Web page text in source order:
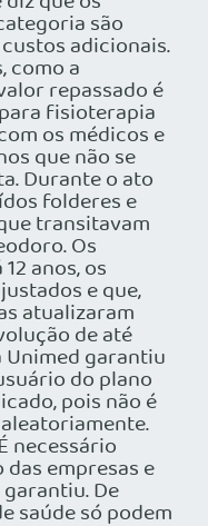
são
adicionais.
como a
repassado é
fisioterapia
os médicos e
que não se
Durante o ato
folderes e
transitavam
Os
anos, os
e que,
atualizaram
de até
Unimed garantiu
do plano
pois não é
necessário
empresas e
De
saúde só podem